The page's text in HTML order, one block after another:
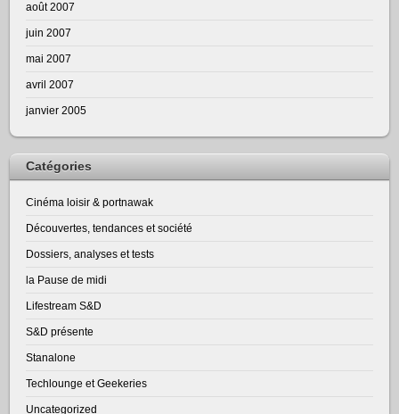
août 2007
juin 2007
mai 2007
avril 2007
janvier 2005
Catégories
Cinéma loisir & portnawak
Découvertes, tendances et société
Dossiers, analyses et tests
la Pause de midi
Lifestream S&D
S&D présente
Stanalone
Techlounge et Geekeries
Uncategorized